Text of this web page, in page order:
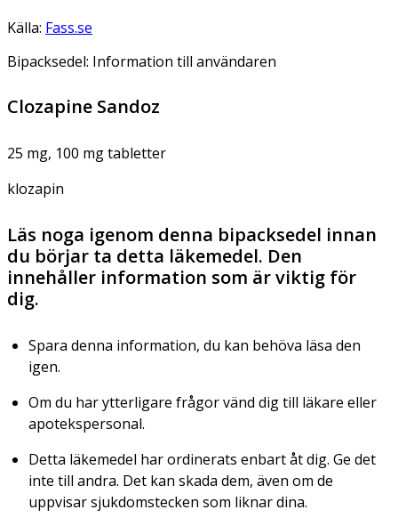
Källa: Fass.se
Bipacksedel: Information till användaren
Clozapine Sandoz
25 mg, 100 mg tabletter
klozapin
Läs noga igenom denna bipacksedel innan
du börjar ta detta läkemedel. Den
innehåller information som är viktig för
dig.
Spara denna information, du kan behöva läsa den
igen.
Om du har ytterligare frågor vänd dig till läkare eller
apotekspersonal.
Detta läkemedel har ordinerats enbart åt dig. Ge det
inte till andra. Det kan skada dem, även om de
uppvisar sjukdomstecken som liknar dina.